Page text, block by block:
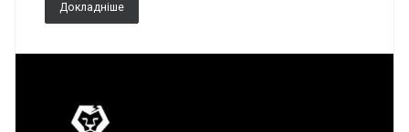
Докладніше